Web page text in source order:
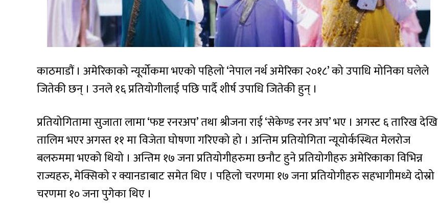
काठमाडौं । अमेरिकाको न्यूर्योकमा भएको पहिलो ‘नेपाल नर्थ अमेरिका २०१८’ को उपाधि मोनिका घलेले
जितेकी छन् । उनले १६ प्रतियोगीलाई पछि पार्दै शीर्ष उपाधि जितेकी हुन् ।
प्रतियोगितामा सुजाता लामा ‘फष्ट रनरअप’ तथा श्रीजना राई ‘सेकेण्ड रनर अप’ भए । अगस्ट ६ तारिख देखि
तालिम भएर अगस्त ११ मा विजेता घोषणा गरिएको हो । अन्तिम प्रतियोगिता न्यूयोर्कस्थित मेलरोज
बलरुममा भएको थियो । अन्तिम १७ जना प्रतियोगीहरुमा छनौट हुने प्रतियोगीहरु अमेरिकाका विभिन्न
राज्यहरु, मेक्सिको र क्यानडाबाट समेत थिए । पहिलो चरणमा १७ जना प्रतियोगीहरु सहभागीमध्ये दोस्रो
चरणमा १० जना पुगेका थिए ।